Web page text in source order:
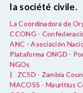
la société civile.
La Coordinadora de
CCONG -
ANC - Asociación
Plataforma ONGD -
NGOs
|
ZCSD - Zambia
MACOSS - Mauritius